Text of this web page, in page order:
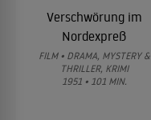
Verschwörung im
Nordexpreß
FILM • DRAMA, MYSTERY &
THRILLER, KRIMI
1951 • 101 MIN.